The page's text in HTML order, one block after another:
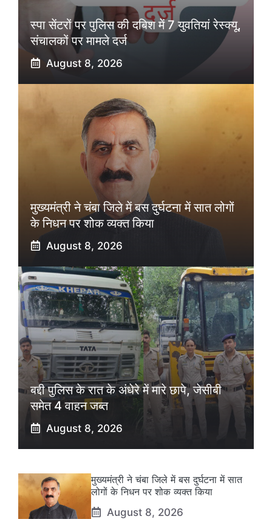
स्पा सेंटरों पर पुलिस की दबिश में 7 युवतियां रेस्क्यू,
संचालकों पर मामले दर्ज
August 8, 2026
मुख्यमंत्री ने चंबा जिले में बस दुर्घटना में सात लोगों
के निधन पर शोक व्यक्त किया
August 8, 2026
बद्दी पुलिस के रात के अंधेरे में मारे छापे, जेसीबी
समेत 4 वाहन जब्त
August 8, 2026
मुख्यमंत्री ने चंबा जिले में बस दुर्घटना में सात
लोगों के निधन पर शोक व्यक्त किया
August 8, 2026